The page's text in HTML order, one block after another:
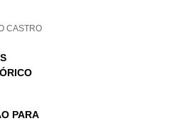
CASTRO
PARA